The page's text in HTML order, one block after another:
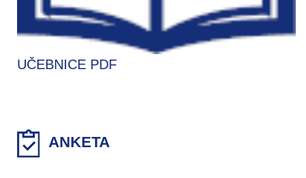
UČEBNICE PDF
ANKETA